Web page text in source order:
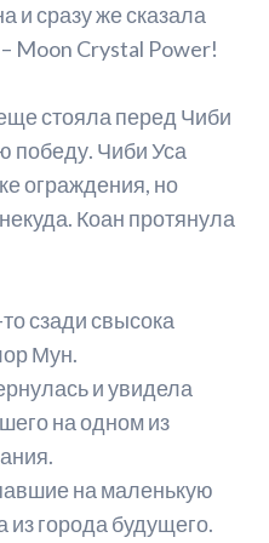
и сразу же сказала
Moon Crystal Power!
стояла перед Чиби
победу. Чиби Уса
ограждения, но
Коан протянула
сзади свысока
Мун.
и увидела
на одном из
на маленькую
из города будущего.